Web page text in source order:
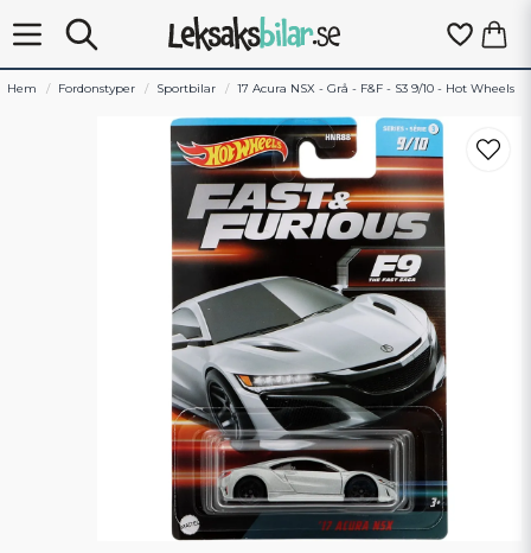
Hem Fordonstyper Sportbilar 17 Acura NSX - Grå - F&F - S3 9/10 - Hot Wheels